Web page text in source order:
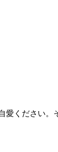
愛ください。